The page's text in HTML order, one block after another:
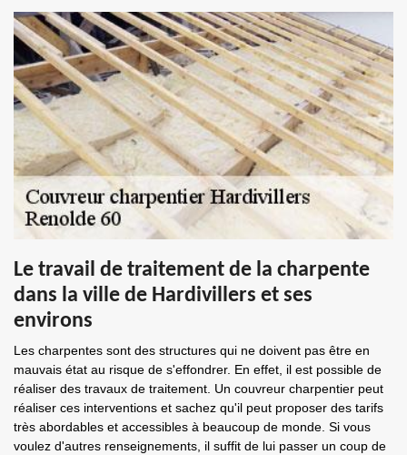
Le travail de traitement de la charpente
dans la ville de Hardivillers et ses
environs
Les charpentes sont des structures qui ne doivent pas être en
mauvais état au risque de s'effondrer. En effet, il est possible de
réaliser des travaux de traitement. Un couvreur charpentier peut
réaliser ces interventions et sachez qu'il peut proposer des tarifs
très abordables et accessibles à beaucoup de monde. Si vous
voulez d'autres renseignements, il suffit de lui passer un coup de